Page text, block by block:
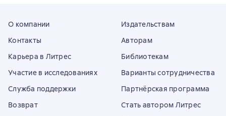
О компании
Контакты
Карьера в Литрес
Участие в исследованиях
Служба поддержки
Возврат
Издательствам
Авторам
Библиотекам
Варианты сотрудничества
Партнёрская программа
Стать автором Литрес